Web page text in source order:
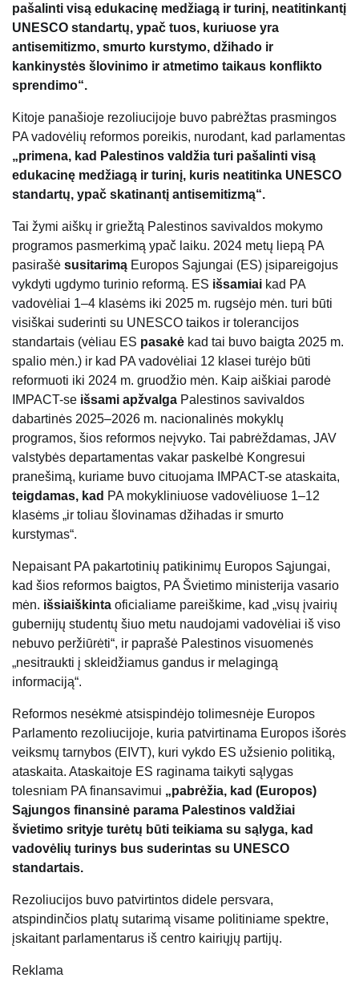
pašalinti visą edukacinę medžiagą ir turinį, neatitinkantį
UNESCO standartų, ypač tuos, kuriuose yra
antisemitizmo, smurto kurstymo, džihado ir
kankinystės šlovinimo ir atmetimo taikaus konflikto
sprendimo“.
Kitoje panašioje rezoliucijoje buvo pabrėžtas prasmingos
PA vadovėlių reformos poreikis, nurodant, kad parlamentas
„primena, kad Palestinos valdžia turi pašalinti visą
edukacinę medžiagą ir turinį, kuris neatitinka UNESCO
standartų, ypač skatinantį antisemitizmą“.
Tai žymi aiškų ir griežtą Palestinos savivaldos mokymo
programos pasmerkimą ypač laiku. 2024 metų liepą PA
pasirašė susitarimą Europos Sąjungai (ES) įsipareigojus
vykdyti ugdymo turinio reformą. ES išsamiai kad PA
vadovėliai 1–4 klasėms iki 2025 m. rugsėjo mėn. turi būti
visiškai suderinti su UNESCO taikos ir tolerancijos
standartais (vėliau ES pasakė kad tai buvo baigta 2025 m.
spalio mėn.) ir kad PA vadovėliai 12 klasei turėjo būti
reformuoti iki 2024 m. gruodžio mėn. Kaip aiškiai parodė
IMPACT-se išsami apžvalga Palestinos savivaldos
dabartinės 2025–2026 m. nacionalinės mokyklų
programos, šios reformos neįvyko. Tai pabrėždamas, JAV
valstybės departamentas vakar paskelbė Kongresui
pranešimą, kuriame buvo cituojama IMPACT-se ataskaita,
teigdamas, kad PA mokykliniuose vadovėliuose 1–12
klasėms „ir toliau šlovinamas džihadas ir smurto
kurstymas“.
Nepaisant PA pakartotinių patikinimų Europos Sąjungai,
kad šios reformos baigtos, PA Švietimo ministerija vasario
mėn. išsiaiškinta oficialiame pareiškime, kad „visų įvairių
gubernijų studentų šiuo metu naudojami vadovėliai iš viso
nebuvo peržiūrėti“, ir paprašė Palestinos visuomenės
„nesitraukti į skleidžiamus gandus ir melagingą
informaciją“.
Reformos nesėkmė atsispindėjo tolimesnėje Europos
Parlamento rezoliucijoje, kuria patvirtinama Europos išorės
veiksmų tarnybos (EIVT), kuri vykdo ES užsienio politiką,
ataskaita. Ataskaitoje ES raginama taikyti sąlygas
tolesniam PA finansavimui „pabrėžia, kad (Europos)
Sąjungos finansinė parama Palestinos valdžiai
švietimo srityje turėtų būti teikiama su sąlyga, kad
vadovėlių turinys bus suderintas su UNESCO
standartais.
Rezoliucijos buvo patvirtintos didele persvara,
atspindinčios platų sutarimą visame politiniame spektre,
įskaitant parlamentarus iš centro kairiųjų partijų.
Reklama